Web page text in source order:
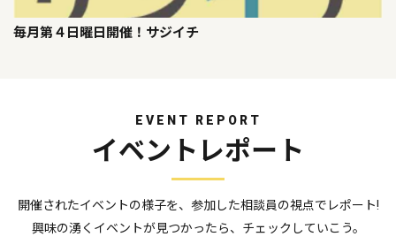
毎月第４日曜日開催！サジイチ
EVENT REPORT
イベントレポート
開催されたイベントの様子を、参加した相談員の視点でレポート!
興味の湧くイベントが見つかったら、チェックしていこう。